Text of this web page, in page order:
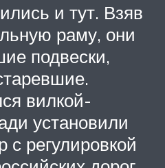
и тут. Взяв
раму, они
подвески,
вилкой-
установили
с регулировкой